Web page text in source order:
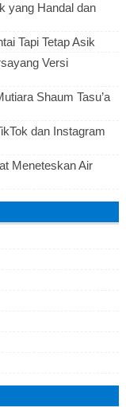
yang Handal dan
Tapi Tetap Asik
Versi
Shaum Tasu’a
dan Instagram
Meneteskan Air